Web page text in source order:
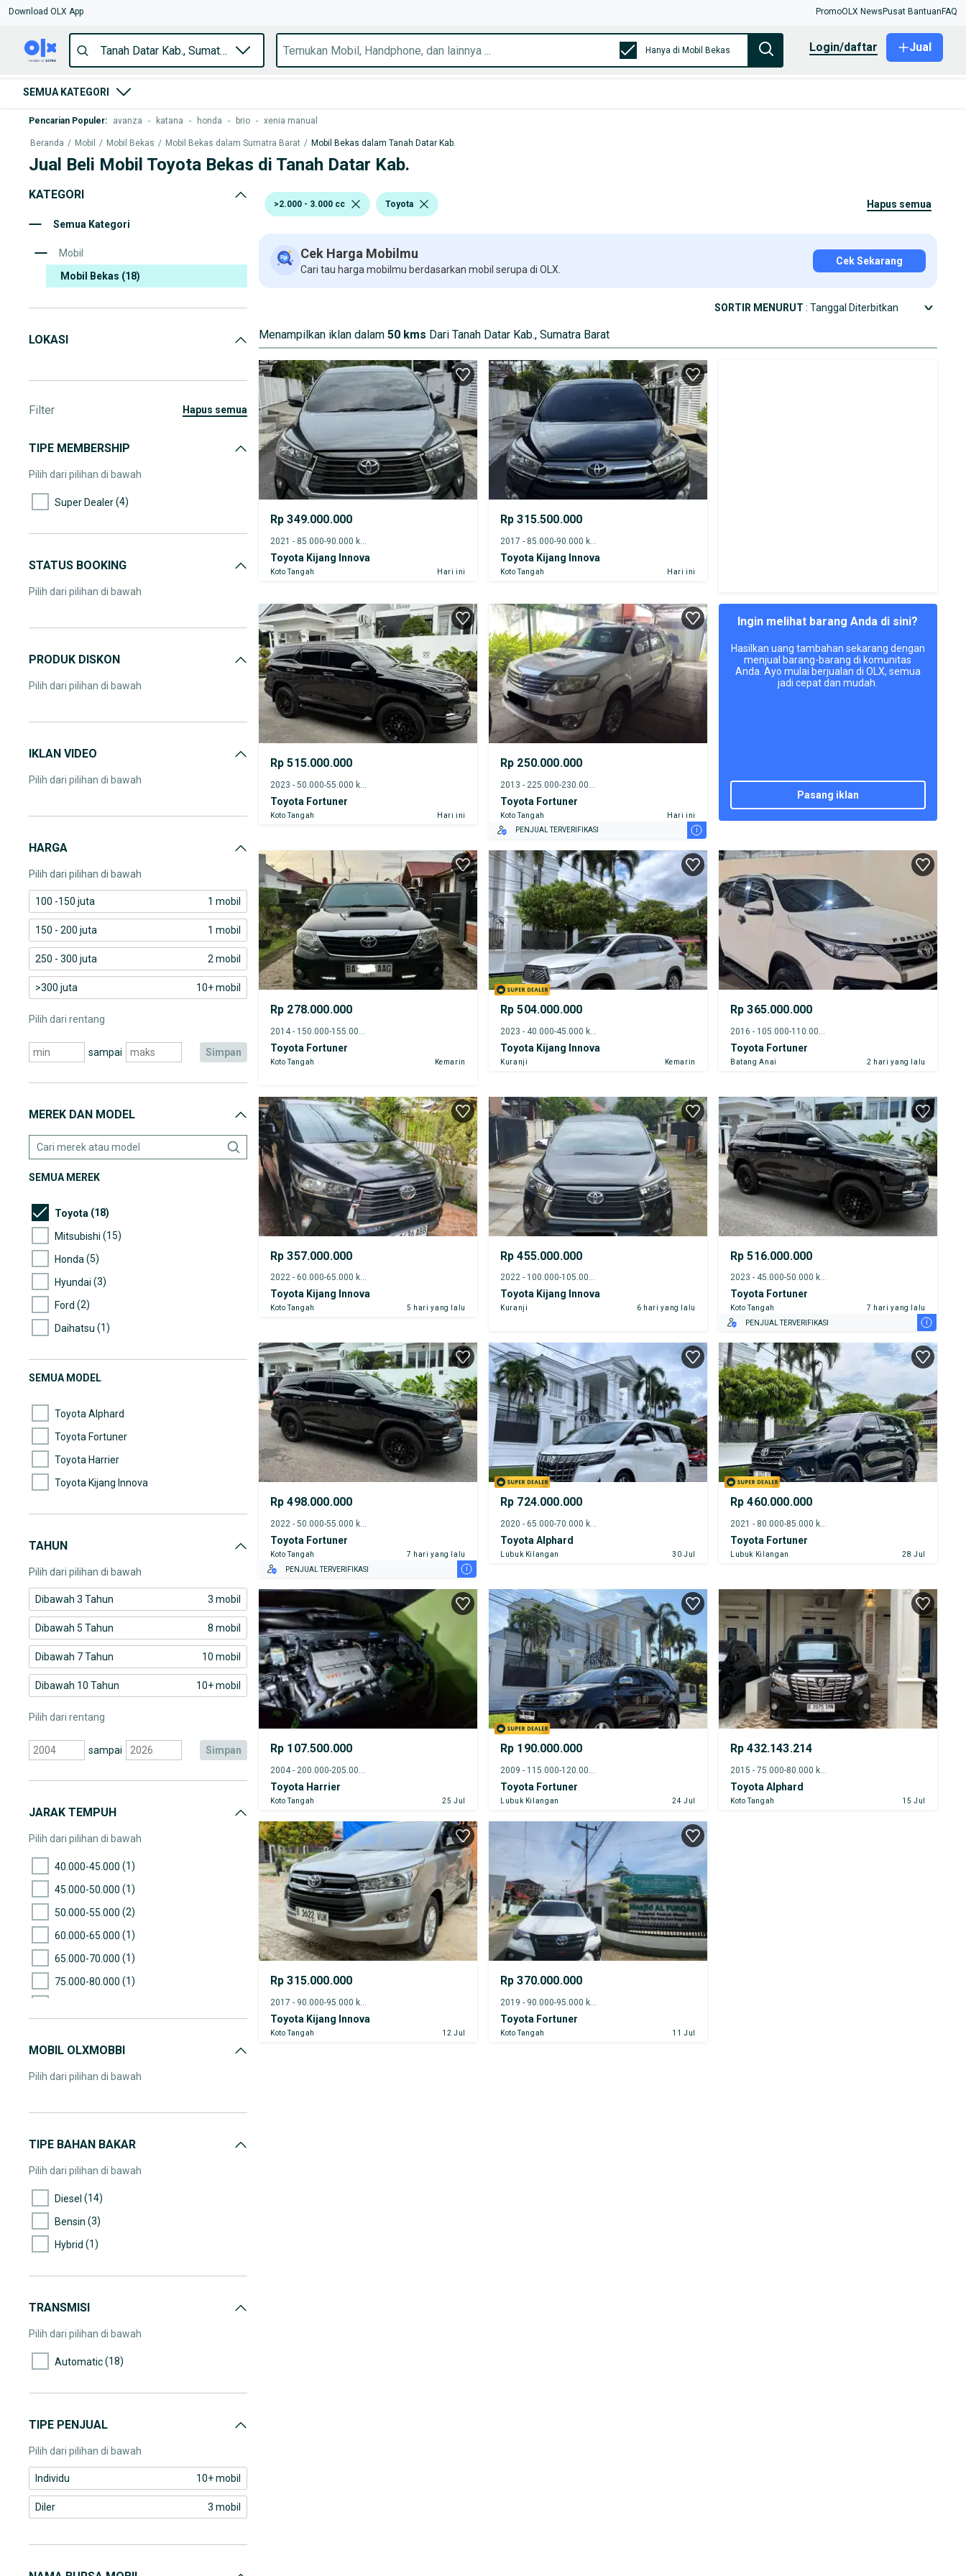
Download OLX App PromoOLX News Pusat Bantuan FAQ
Hanya di Mobil Bekas login/daftar Jual
SEMUA KATEGORI
Pencarian Populer: avanza - katana - honda - brio - xenia manual
Beranda / Mobil / Mobil Bekas / Mobil Bekas dalam Sumatra Barat / Mobil Bekas dalam Tanah Datar Kab.
Jual Beli Mobil Toyota Bekas di Tanah Datar Kab.
KATEGORI
Semua Kategori
Mobil
Mobil Bekas (18)
LOKASI
Filter hapus semua
TIPE MEMBERSHIP
Pilih dari pilihan di bawah
Super Dealer(4)
STATUS BOOKING
Pilih dari pilihan di bawah
PRODUK DISKON
Pilih dari pilihan di bawah
IKLAN VIDEO
Pilih dari pilihan di bawah
HARGA
Pilih dari pilihan di bawah
100 -150 juta 1 mobil
150 - 200 juta 1 mobil
250 - 300 juta 2 mobil
>300 juta 10+ mobil
Pilih dari rentang
sampai simpan
MEREK DAN MODEL
SEMUA MEREK
Toyota (18)
Mitsubishi (15)
Honda (5)
Hyundai (3)
Ford (2)
Daihatsu (1)
Jeep(1)
SEMUA MODEL
Toyota Alphard
Toyota Fortuner
Toyota Harrier
Toyota Kijang Innova
TAHUN
Pilih dari pilihan di bawah
Dibawah 3 Tahun 3 mobil
Dibawah 5 Tahun 8 mobil
Dibawah 7 Tahun 10 mobil
Dibawah 10 Tahun 10+ mobil
Pilih dari rentang
sampai simpan
JARAK TEMPUH
Pilih dari pilihan di bawah
40.000-45.000 (1)
45.000-50.000 (1)
50.000-55.000 (2)
60.000-65.000 (1)
65.000-70.000 (1)
75.000-80.000 (1)
90.000-95.000
100.000-105.000(1)
150.000-155.000(1)
200.000-205.000 (1)
MOBIL OLXMOBBI
Pilih dari pilihan di bawah
TIPE BAHAN BAKAR
Pilih dari pilihan di bawah
Diesel (14)
Bensin (3)
Hybrid (1)
TRANSMISI
Pilih dari pilihan di bawah
Automatic(18)
TIPE PENJUAL
Pilih dari pilihan di bawah
Individu 10+ mobil
Diler 3 mobil
>2.000 - 3.000 cc Toyota hapus semua
Cek Harga Mobilmu
Cari tau harga mobilmu berdasarkan mobil serupa di OLX.
Cek Sekarang
SORTIR MENURUT : Tanggal Diterbitkan
Menampilkan iklan dalam 50 kms Dari Tanah Datar Kab., Sumatra Barat
Rp 349.000.000
Toyota Kijang Innova
Koto Tangah Hari ini
Rp 315.500.000
2017 - 85.000-90.000 km
Toyota Kijang Innova
Koto Tangah Hari ini
Rp 515.000.000
Toyota Fortuner
Koto Tangah Hari ini
Rp 250.000.000
Toyota Fortuner
Koto Tangah
Hari ini
PENJUAL TERVERIFIKASI
i
Ingin melihat barang Anda di sini?
Hasilkan uang tambahan sekarang dengan
menjual barang-barang di komunitas
Anda. Ayo mulai berjualan di OLX, semua
jadi cepat dan mudah.
pasang iklan
Rp 278.000.000
Toyota Fortuner
Koto Tangah Kemarin
Rp 504.000.000
2023 - 40.000-45.000 km
Toyota Kijang Innova
Kuranji Kemarin
Rp 365.000.000
Toyota Fortuner
Batang Anai 2 hari yang lalu
Rp 357.000.000
2022 - 60.000-65.000 km
Toyota Kijang Innova
Koto Tangah 5 hari yang lalu
Rp 455.000.000
2022 - 100.000-105.000 km
Toyota Kijang Innova
Kuranji 6 hari yang lalu
Rp 516.000.000
2023 - 45.000-50.000 km
Toyota Fortuner
Koto Tangah
7 hari yang lalu
PENJUAL TERVERIFIKASI
i
Rp 498.000.000
2022 - 50.000-55.000 km
Toyota Fortuner
Koto Tangah
7 hari yang lalu
PENJUAL TERVERIFIKASI
i
Rp 724.000.000
2020 - 65.000-70.000 km
Toyota Alphard
Lubuk Kilangan 30 Jul
Rp 460.000.000
2021 - 80.000-85.000 km
Toyota Fortuner
Lubuk Kilangan 28 Jul
Rp 107.500.000
2004 - 200.000-205.000 km
Toyota Harrier
Koto Tangah 25 Jul
Rp 190.000.000
2009 - 115.000-120.000 km
Toyota Fortuner
Lubuk Kilangan 24 Jul
Rp 432.143.214
2015 - 75.000-80.000 km
Toyota Alphard
Koto Tangah 15 Jul
Rp 315.000.000
Toyota Kijang Innova
Koto Tangah 12 Jul
Rp 370.000.000
2019 - 90.000-95.000 km
Toyota Fortuner
Koto Tangah 11 Jul